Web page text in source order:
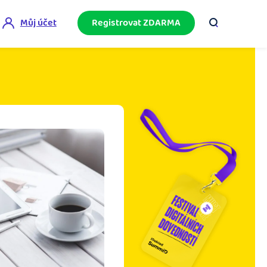
akademii.
poradna
se komunity na fakturaci, daně či
Můj účet Registrovat ZDARMA